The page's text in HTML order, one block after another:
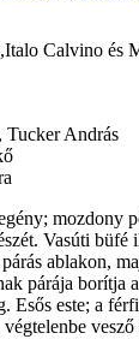
Calvino és
András
mozdony
Vasúti büfé
ablakon,
párája borítja
Esős este; a
végtelenbe